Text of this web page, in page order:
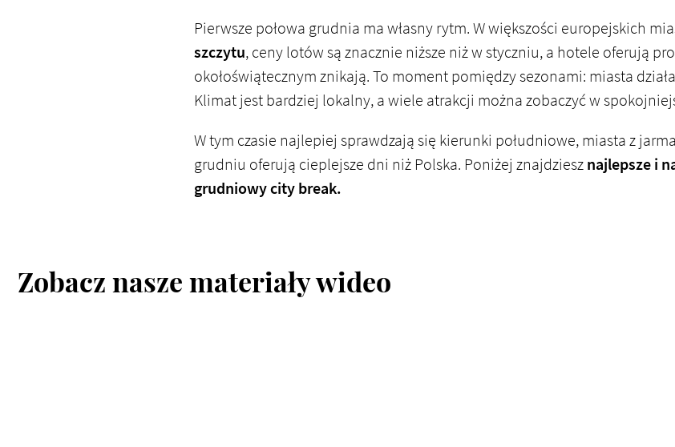
Pierwsze połowa grudnia ma własny rytm. W większości europejskich
szczytu, ceny lotów są znacznie niższe niż w styczniu, a hotele oferują
okołoświątecznym znikają. To moment pomiędzy sezonami: miasta
Klimat jest bardziej lokalny, a wiele atrakcji można zobaczyć w
W tym czasie najlepiej sprawdzają się kierunki południowe, miasta z
grudniu oferują cieplejsze dni niż Polska. Poniżej znajdziesznajlepsze i
grudniowy city break.
Zobacz nasze materiały wideo